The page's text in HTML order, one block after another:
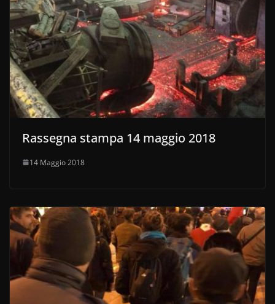
Rassegna stampa 14 maggio 2018
14 Maggio 2018